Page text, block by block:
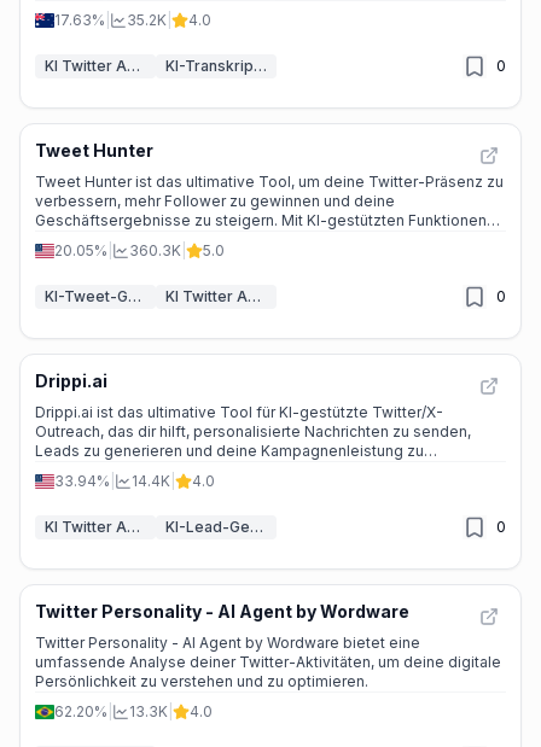
17.63%
35.2K 4.0
KI Twitter Assistent KI-Transkriptor 0
Tweet Hunter
Tweet Hunter ist das ultimative Tool, um deine Twitter-Präsenz zu
verbessern, mehr Follower zu gewinnen und deine
Geschäftsergebnisse zu steigern. Mit KI-gestützten Funktionen
und Automatisierung sparst du Zeit und erzielst bessere
Ergebnisse.
20.05% 360.3K 5.0
KI-Tweet-Generator KI Twitter Assistent 0
Drippi.ai
Drippi.ai ist das ultimative Tool für KI-gestützte Twitter/X-
Outreach, das dir hilft, personalisierte Nachrichten zu senden,
Leads zu generieren und deine Kampagnenleistung zu
optimieren.
33.94% 14.4K 4.0
KI Twitter Assistent KI-Lead-Generierung 0
Twitter Personality - AI Agent by Wordware
Twitter Personality - AI Agent by Wordware bietet eine
umfassende Analyse deiner Twitter-Aktivitäten, um deine digitale
Persönlichkeit zu verstehen und zu optimieren.
62.20%
13.3K 4.0